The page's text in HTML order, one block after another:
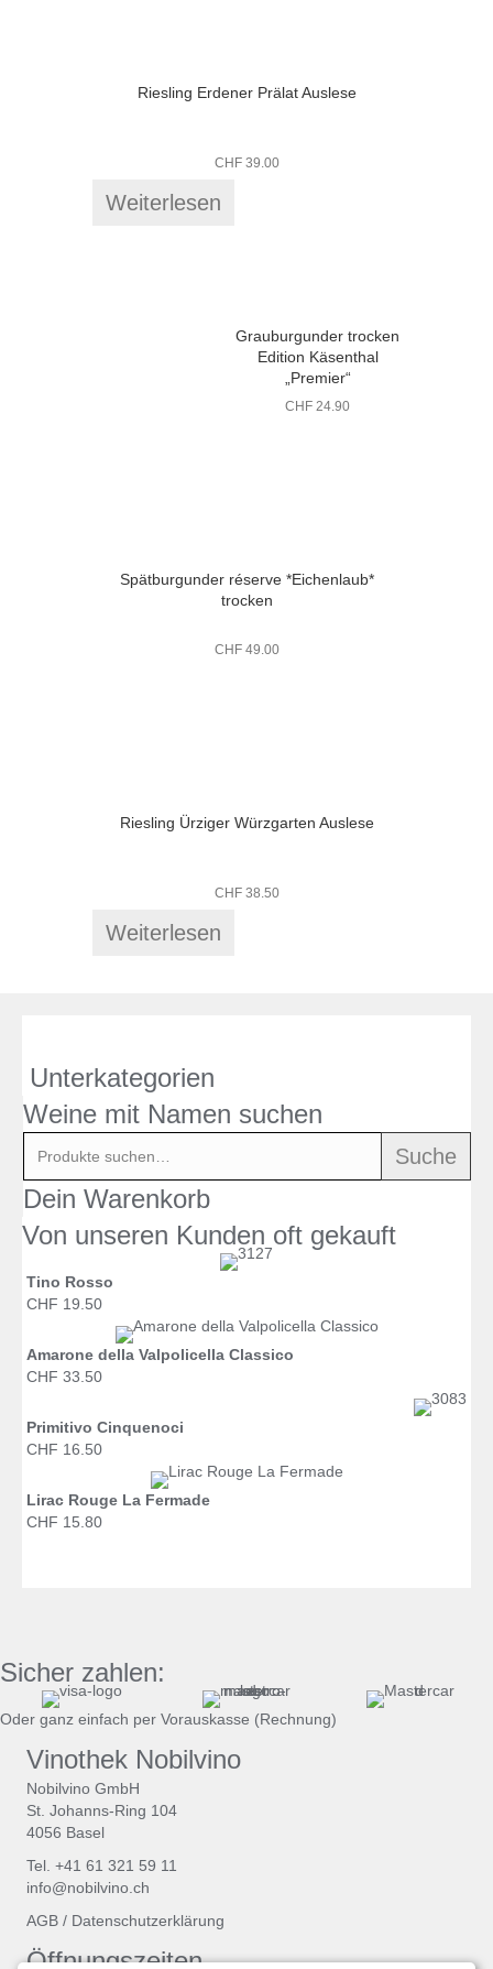
Riesling Erdener Prälat Auslese
CHF39.00
Weiterlesen
Grauburgunder trocken
Edition Käsenthal
„Premier“
CHF 24.90
Spätburgunder réserve *Eichenlaub*
trocken
CHF49.00
Riesling Ürziger Würzgarten Auslese
CHF38.50
Weiterlesen
Unterkategorien
Weine mit Namen suchen
nach:
Suche
Dein Warenkorb
Von unseren Kunden oft gekauft
Tino Rosso
CHF 19.50
Amarone della Valpolicella Classico
CHF 33.50
Primitivo Cinquenoci
CHF 16.50
Lirac Rouge La Fermade
CHF 15.80
Sicher zahlen:
Oder ganz einfach per Vorauskasse (Rechnung)
Vinothek Nobilvino
Nobilvino GmbH
St. Johanns-Ring 104
4056 Basel
Tel. +41 61 321 59 11
info@nobilvino.ch
AGB / Datenschutzerklärung
Öffnungszeiten